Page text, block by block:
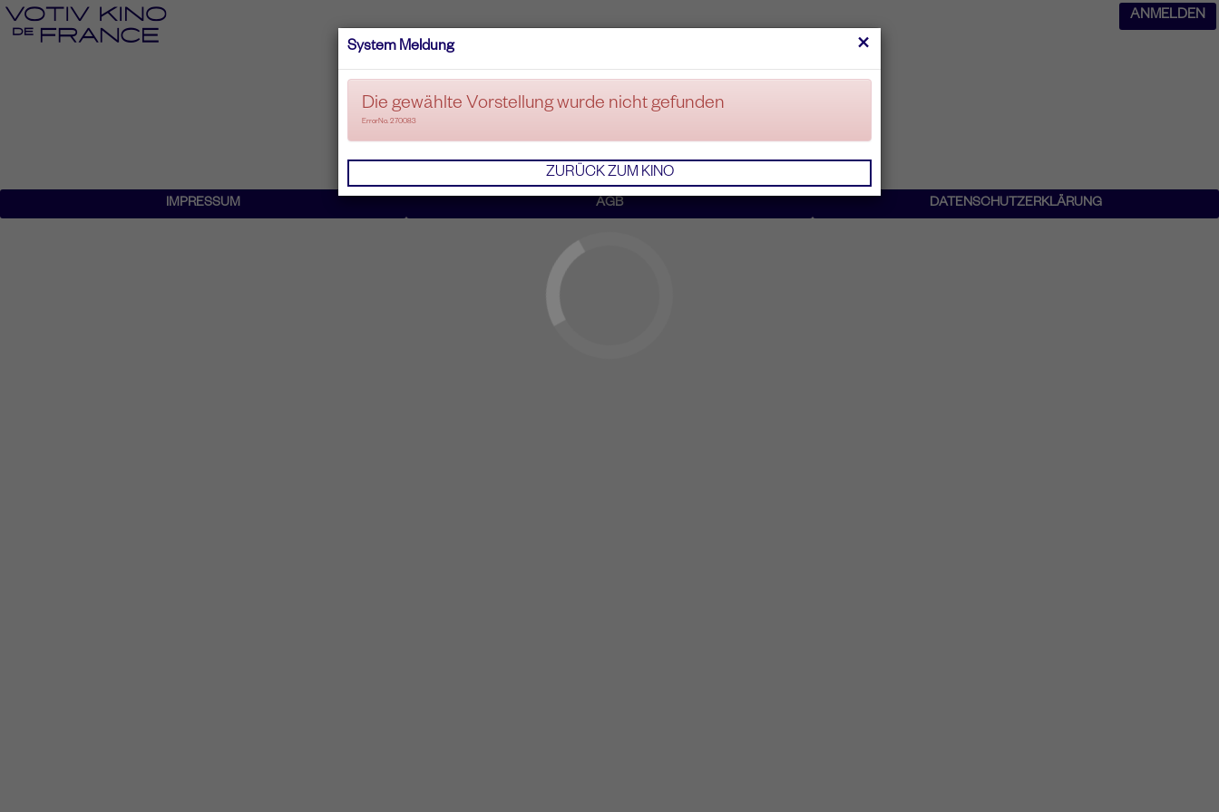
ANMELDEN
×
System Meldung
Die gewählte Vorstellung wurde nicht gefunden
ErrorNo. 270083
ZURÜCK ZUM KINO
IMPRESSUM AGB DATENSCHUTZERKLÄRUNG